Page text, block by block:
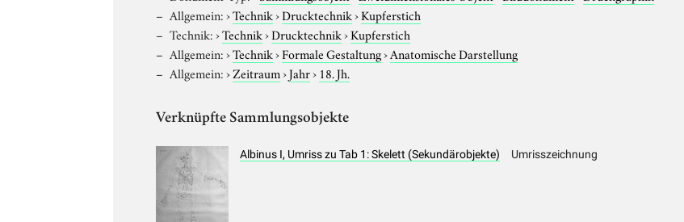
Allgemein:›Technik›Drucktechnik›Kupferstich
Technik:›Technik›Drucktechnik›Kupferstich
Allgemein:›Technik›Formale Gestaltung›Anatomische Darstellung
Allgemein:›Zeitraum›Jahr› 18. Jh.
Verknüpfte Sammlungsobjekte
Albinus I, Umriss zu Tab 1: Skelett (Sekundärobjekte) Umrisszeichnung